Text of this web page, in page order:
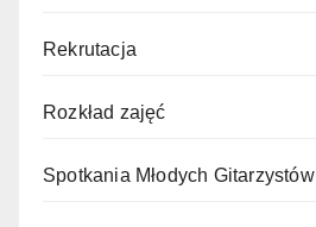
Rekrutacja
Rozkład zajęć
Spotkania Młodych Gitarzystów